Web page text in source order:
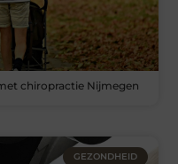
chiropractie Nijmegen
GEZONDHEID